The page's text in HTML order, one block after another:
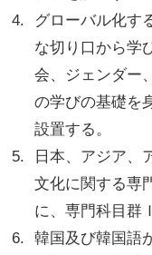
グローバル化す
な切り口から学
会、ジェンダー
の学びの基礎を
設置する。
日本、アジア、
文化に関する専
に、専門科目群
韓国及び韓国語